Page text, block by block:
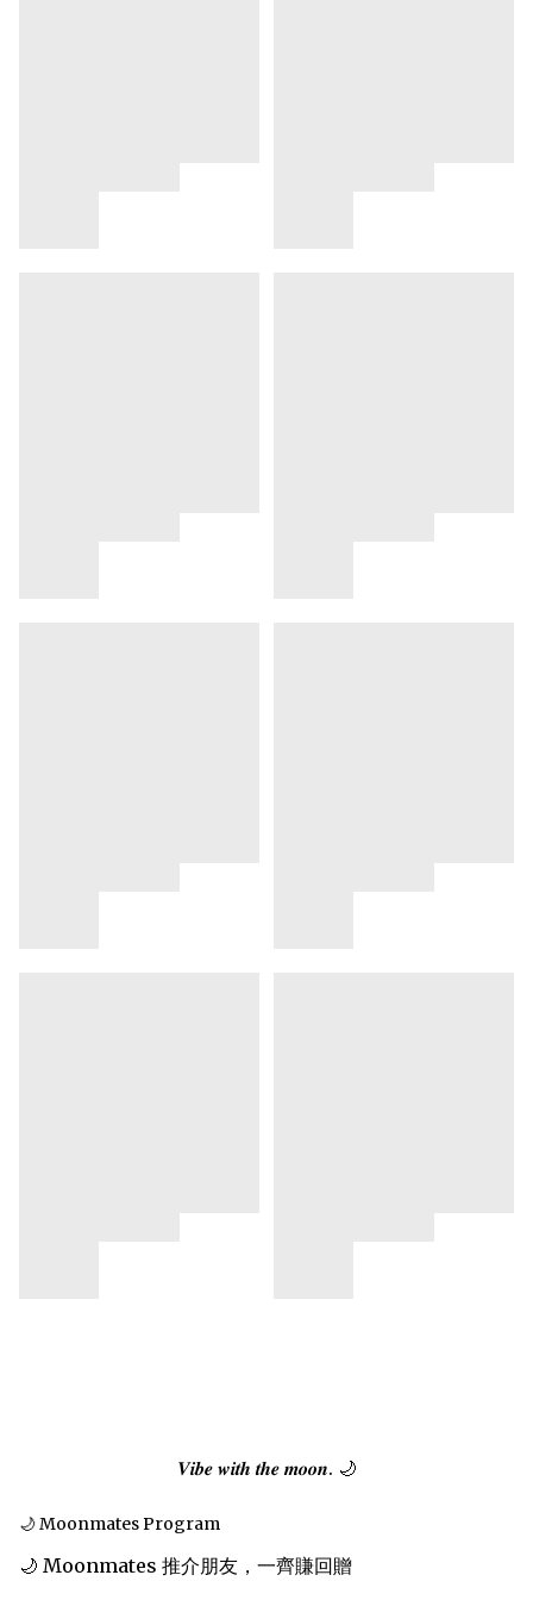
𝑽𝒊𝒃𝒆 𝒘𝒊𝒕𝒉 𝒕𝒉𝒆 𝒎𝒐𝒐𝒏. 🌙
🌙 Moonmates Program
🌙 Moonmates 推介朋友，一齊賺回贈